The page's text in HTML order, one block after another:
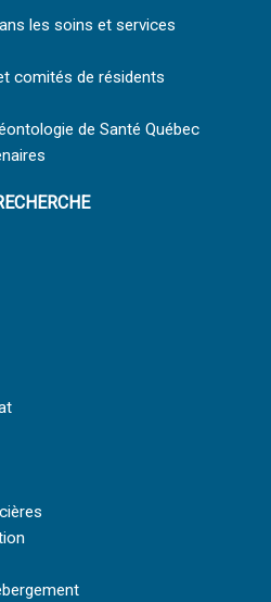
les soins et services
comités de résidents
de Santé Québec